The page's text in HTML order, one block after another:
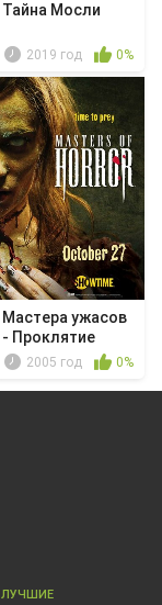
Тайна Мосли
2019 год 0%
Мастера ужасов
- Проклятие
2005 год 0%
ЛУЧШИЕ